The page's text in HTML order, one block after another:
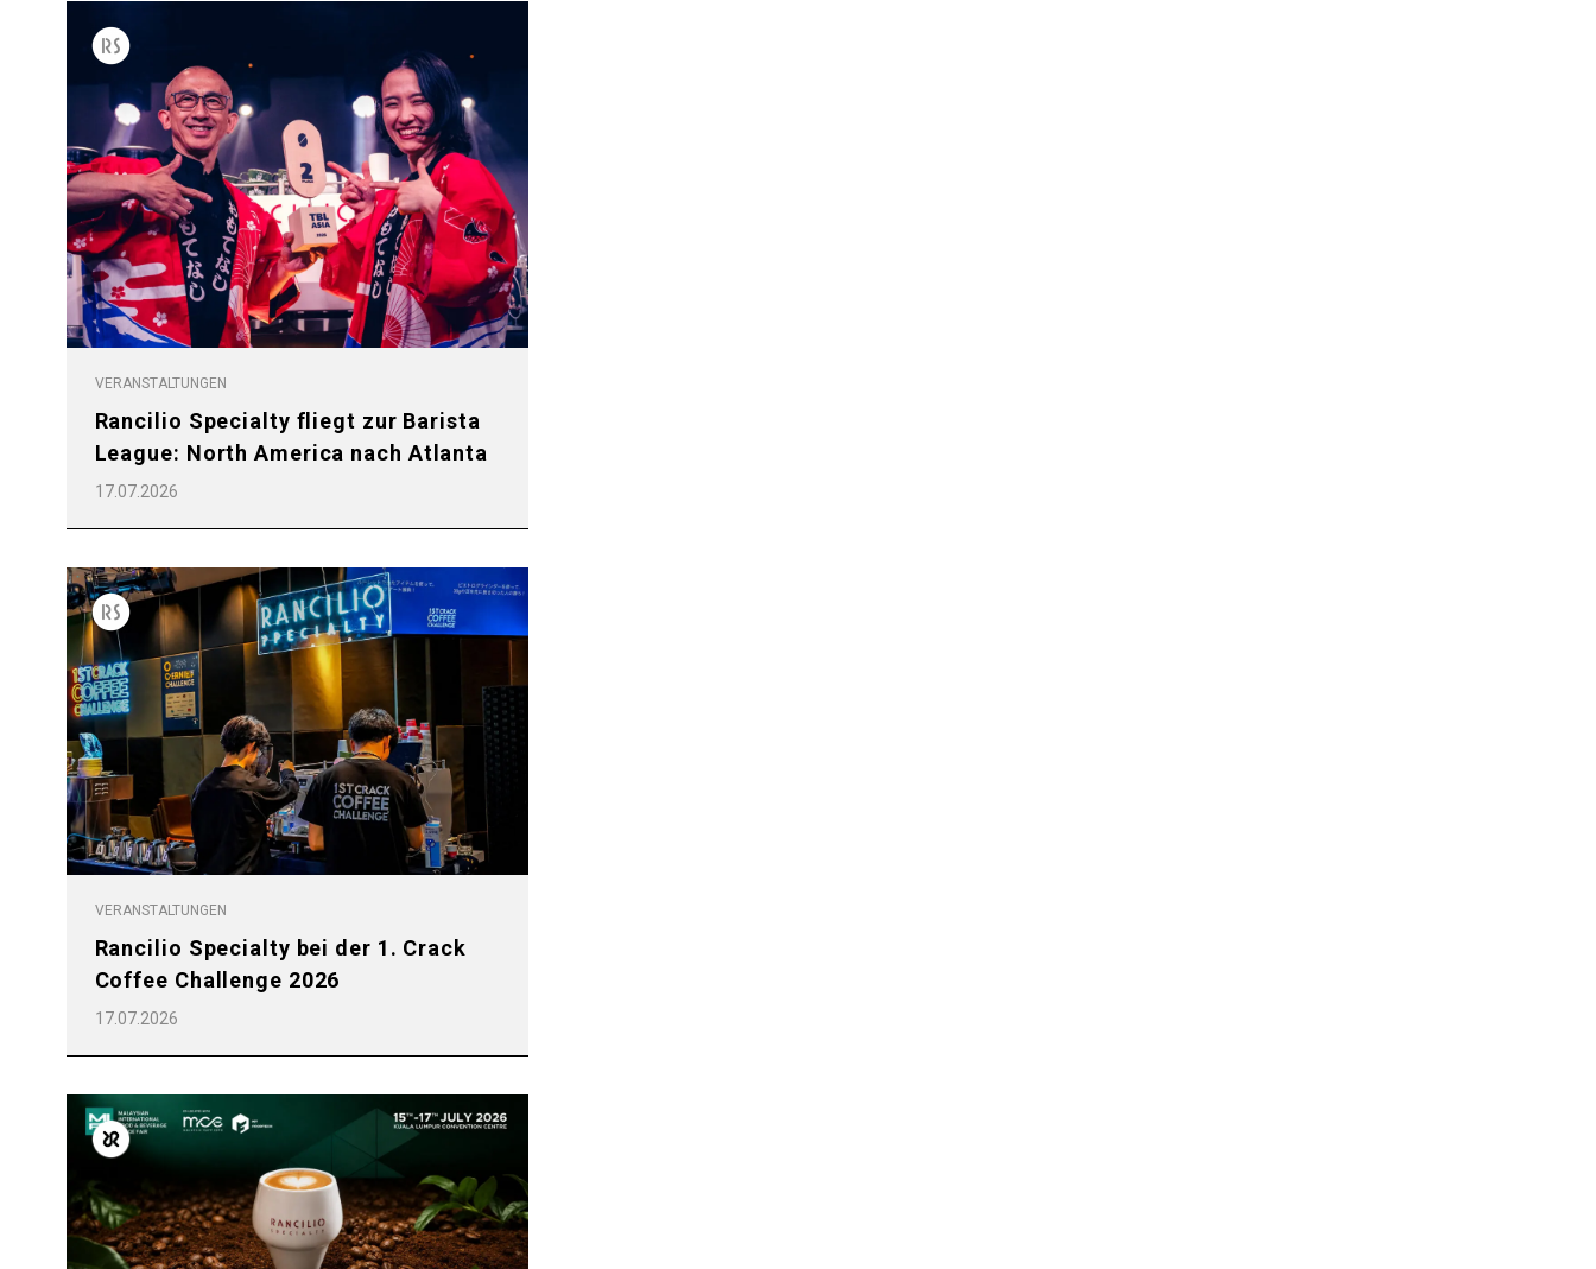
VERANSTALTUNGEN
Rancilio Specialty fliegt zur Barista
League: North America nach Atlanta
17.07.2026
VERANSTALTUNGEN
Rancilio Specialty bei der 1. Crack
Coffee Challenge 2026
17.07.2026
Follow Us